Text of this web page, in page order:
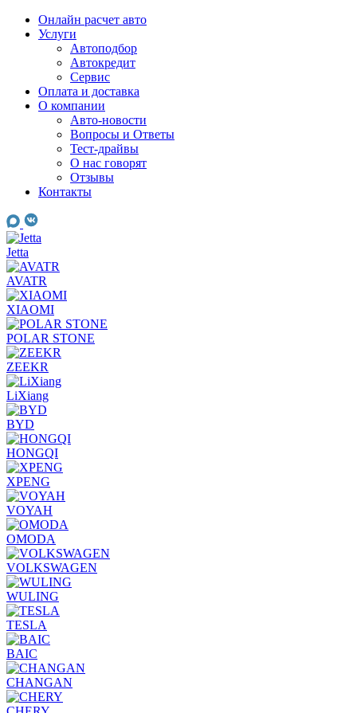
Skip
Онлайн расчет авто
Услуги
Автоподбор
Автокредит
Сервис
Оплата и доставка
О компании
Авто-новости
Вопросы и Ответы
Тест-драйвы
О нас говорят
Отзывы
Контакты
Jetta
AVATR
XIAOMI
POLAR STONE
ZEEKR
LiXiang
BYD
HONGQI
XPENG
VOYAH
OMODA
VOLKSWAGEN
WULING
TESLA
BAIC
CHANGAN